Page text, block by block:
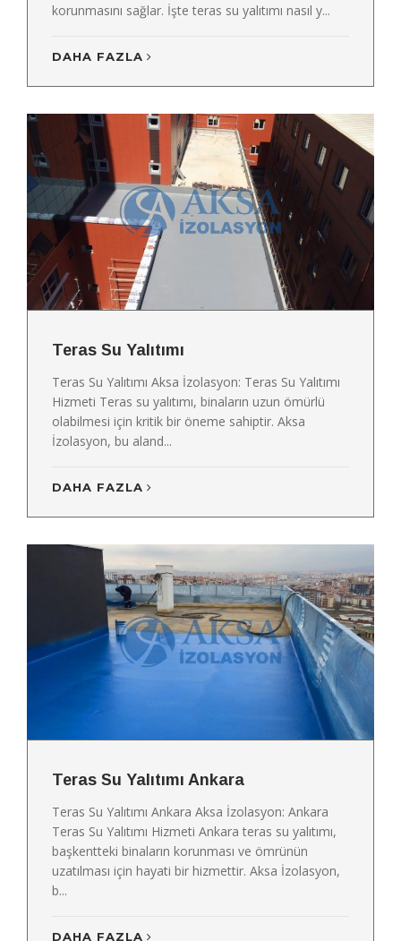
korunmasını sağlar. İşte teras su yalıtımı nasıl y...
DAHA FAZLA
Teras Su Yalıtımı
Teras Su Yalıtımı Aksa İzolasyon: Teras Su Yalıtımı
Hizmeti Teras su yalıtımı, binaların uzun ömürlü
olabilmesi için kritik bir öneme sahiptir. Aksa
İzolasyon, bu aland...
DAHA FAZLA
Teras Su Yalıtımı Ankara
Teras Su Yalıtımı Ankara Aksa İzolasyon: Ankara
Teras Su Yalıtımı Hizmeti Ankara teras su yalıtımı,
başkentteki binaların korunması ve ömrünün
uzatılması için hayati bir hizmettir. Aksa İzolasyon,
b...
DAHA FAZLA